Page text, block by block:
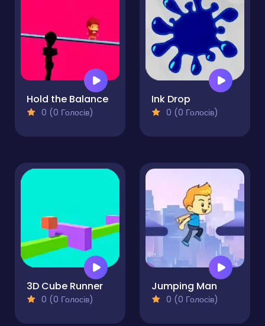
Hold the Balance
0 (0 Голосів)
Ink Drop
0 (0 Голосів)
3D Cube Runner
0 (0 Голосів)
Jumping Man
0 (0 Голосів)